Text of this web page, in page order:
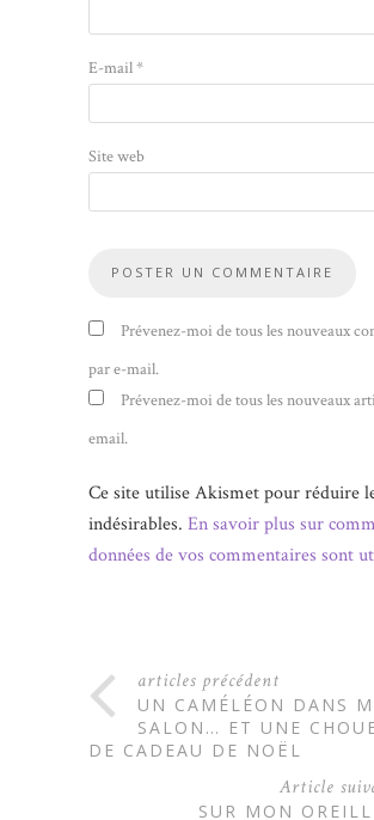
E-mail*
Site web
Prévenez-moi de tous les nouveaux
par e-mail.
Prévenez-moi de tous les nouveaux
email.
Ce site utilise Akismet pour réduire
indésirables. En savoir plus sur
données de vos commentaires sont
articles précédent
UN CAMÉLÉON DANS
SALON… ET UNE
DE CADEAU DE NOËL
Article
SUR MON